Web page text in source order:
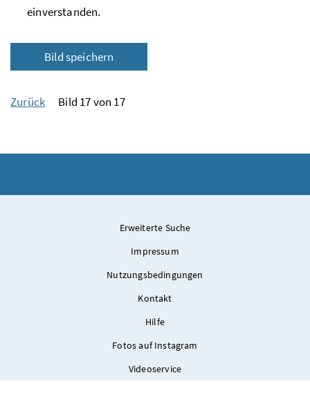
einverstanden.
Bild speichern
Zurück Bild 17 von 17
Erweiterte Suche
Impressum
Nutzungsbedingungen
Kontakt
Hilfe
Fotos auf Instagram
Videoservice